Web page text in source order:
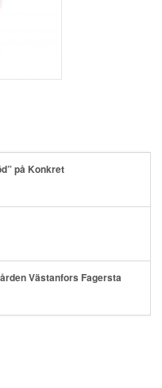
på Konkret
Västanfors Fagersta